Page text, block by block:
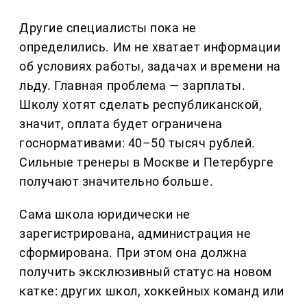
Другие специалисты пока не
определились. Им не хватает информации
об условиях работы, задачах и времени на
льду. Главная проблема — зарплаты.
Школу хотят сделать республиканской,
значит, оплата будет ограничена
госнормативами: 40–50 тысяч рублей.
Сильные тренеры в Москве и Петербурге
получают значительно больше.
Сама школа юридически не
зарегистрирована, администрация не
сформирована. При этом она должна
получить эксклюзивный статус на новом
катке: других школ, хоккейных команд или